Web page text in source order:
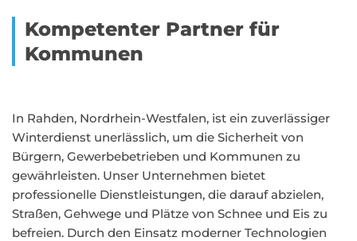
Kompetenter Partner für
Kommunen
In Rahden, Nordrhein-Westfalen, ist ein zuverlässiger
Winterdienst unerlässlich, um die Sicherheit von
Bürgern, Gewerbebetrieben und Kommunen zu
gewährleisten. Unser Unternehmen bietet
professionelle Dienstleistungen, die darauf abzielen,
Straßen, Gehwege und Plätze von Schnee und Eis zu
befreien. Durch den Einsatz moderner Technologien